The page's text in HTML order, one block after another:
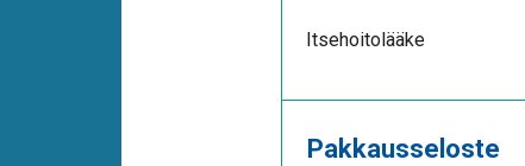
Itsehoitolääke
Pakkausseloste